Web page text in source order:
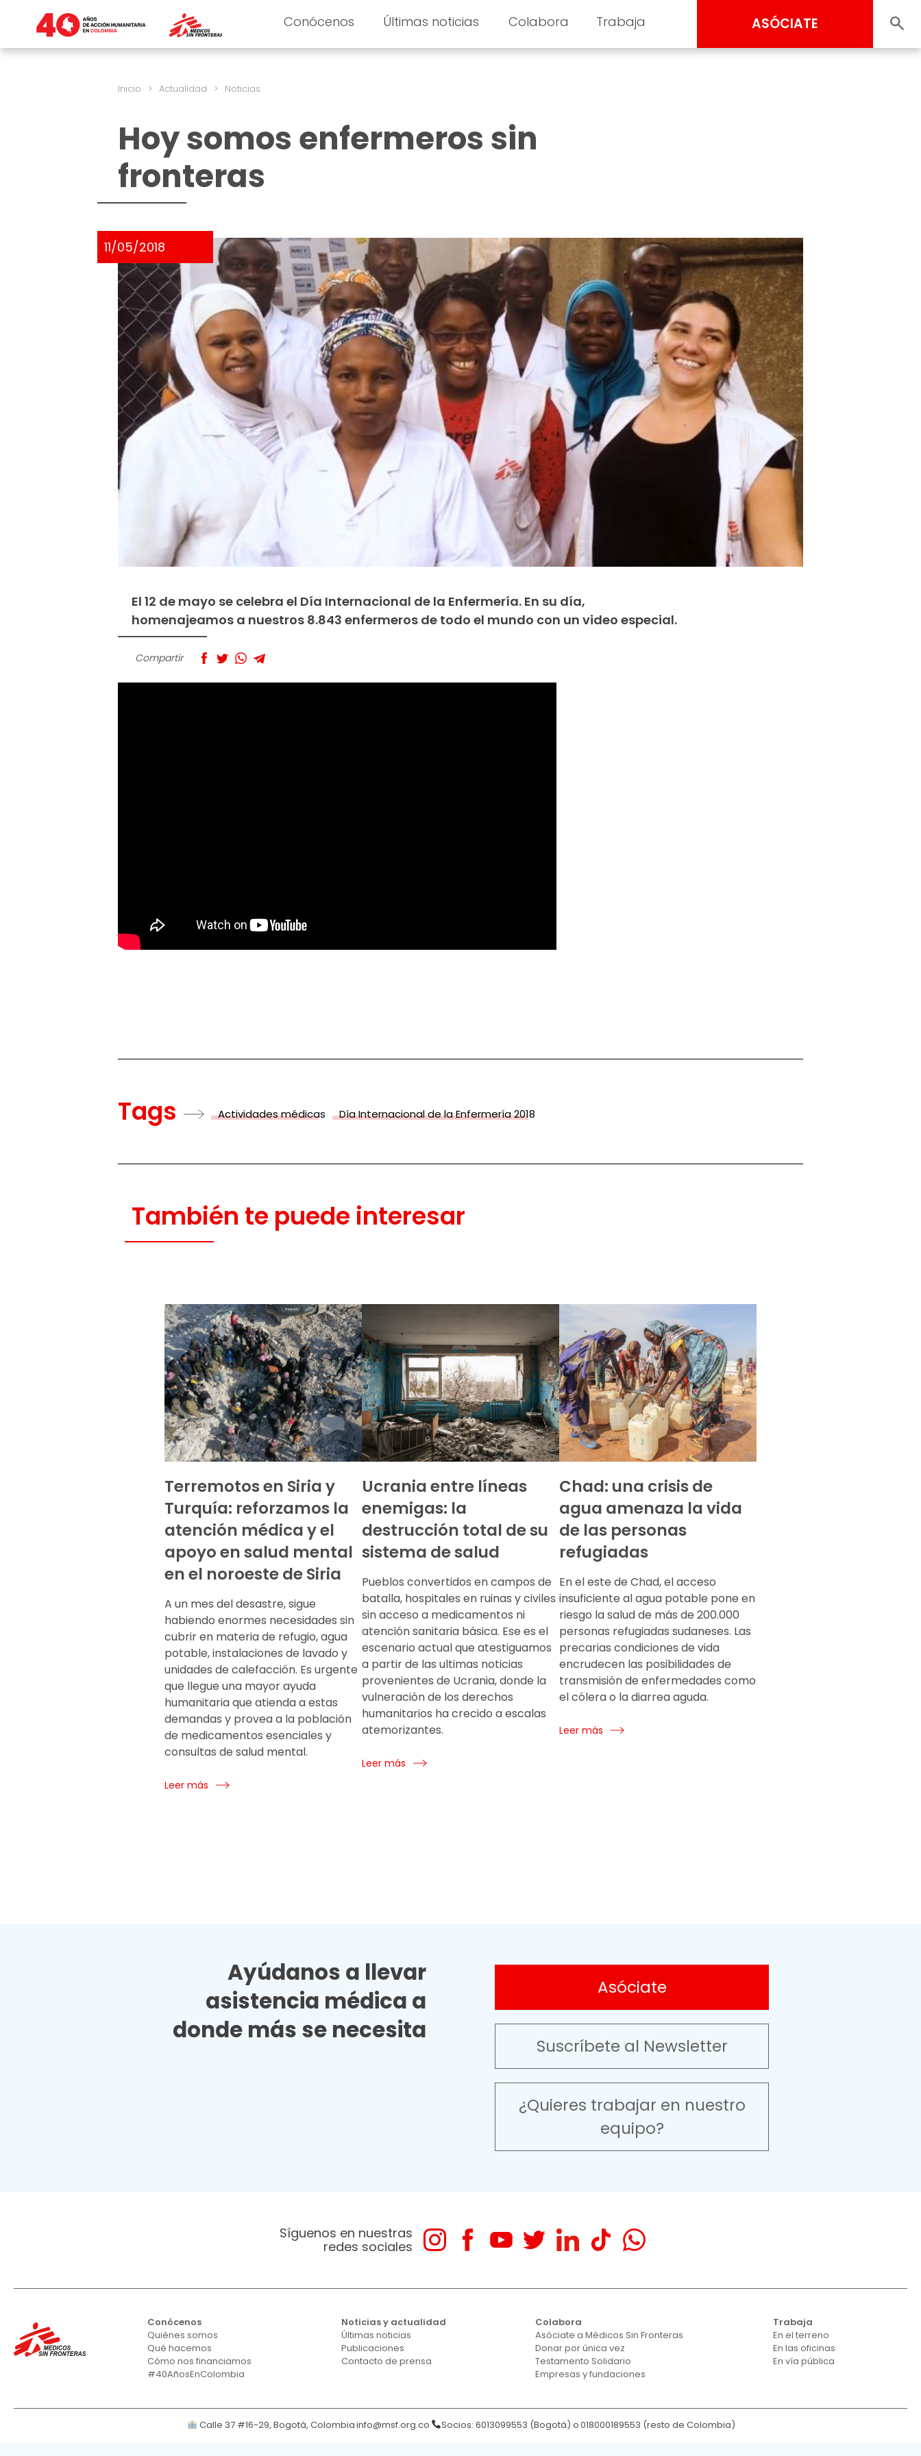
Conócenos Últimas noticias Colabora Trabaja ASÓCIATE
Inicio > Actualidad > Noticias
Hoy somos enfermeros sin
fronteras
11/05/2018
El 12 de mayo se celebra el Día Internacional de la Enfermería. En su día,
homenajeamos a nuestros 8.843 enfermeros de todo el mundo con un video especial.
Compartir
Tags Actividades médicas Día Internacional de la Enfermería 2018
También te puede interesar
Terremotos en Siria y
Turquía: reforzamos la
atención médica y el
apoyo en salud mental
en el noroeste de Siria
A un mes del desastre, sigue
habiendo enormes necesidades sin
cubrir en materia de refugio, agua
potable, instalaciones de lavado y
unidades de calefacción. Es urgente
que llegue una mayor ayuda
humanitaria que atienda a estas
demandas y provea a la población
de medicamentos esenciales y
consultas de salud mental.
Leer más
Ucrania entre líneas
enemigas: la
destrucción total de su
sistema de salud
Pueblos convertidos en campos de
batalla, hospitales en ruinas y civiles
sin acceso a medicamentos ni
atención sanitaria básica. Ese es el
escenario actual que atestiguamos
a partir de las ultimas noticias
provenientes de Ucrania, donde la
vulneración de los derechos
humanitarios ha crecido a escalas
atemorizantes.
Leer más
Chad: una crisis de
agua amenaza la vida
de las personas
refugiadas
En el este de Chad, el acceso
insuficiente al agua potable pone en
riesgo la salud de más de 200.000
personas refugiadas sudaneses. Las
precarias condiciones de vida
encrudecen las posibilidades de
transmisión de enfermedades como
el cólera o la diarrea aguda.
Leer más
Ayúdanos a llevar
asistencia médica a
donde más se necesita
Asóciate
Suscríbete al Newsletter
¿Quieres trabajar en nuestro
equipo?
Síguenos en nuestras
redes sociales
Conócenos
Quiénes somos
Qué hacemos
Cómo nos financiamos
#40AñosEnColombia
Noticias y actualidad
Últimas noticias
Publicaciones
Contacto de prensa
Colabora
Asóciate a Médicos Sin Fronteras
Donar por única vez
Testamento Solidario
Empresas y fundaciones
Trabaja
En el terreno
En las oficinas
En vía pública
Calle 37 #16-29, Bogotá, Colombiainfo@msf.org.co Socios: 6013099553 (Bogotá) o018000189553 (resto de Colombia)